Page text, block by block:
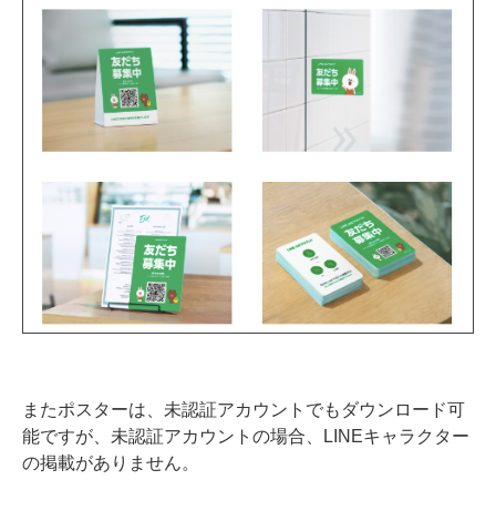
またポスターは、未認証アカウントでもダウンロード可
能ですが、未認証アカウントの場合、LINEキャラクター
の掲載がありません。